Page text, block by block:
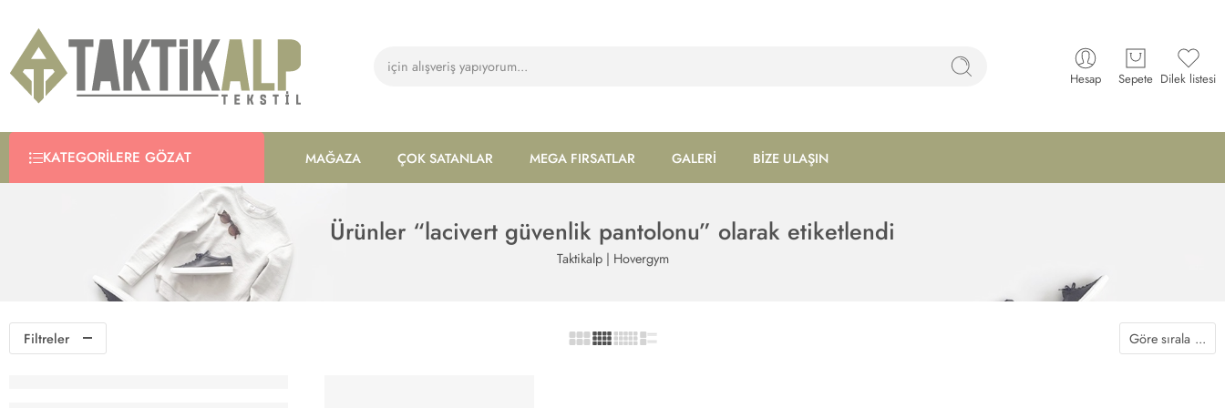
Hesap Sepete Dilek listesi
KATEGORILERE GÖZAT MAĞAZA ÇOK SATANLAR MEGA FIRSATLAR GALERİ BİZE ULAŞIN
Ürünler “lacivert güvenlik pantolonu” olarak etiketlendi
Taktikalp | Hovergym
Filtreler Göre sırala ...